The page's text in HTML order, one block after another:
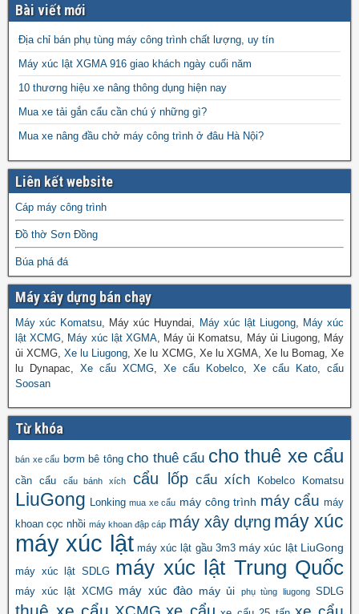
Bài viết mới
Địa chỉ bán phụ tùng máy công trình chất lượng, uy tín
Máy xúc lật XGMA 916 giao khách ngày cuối năm
10 thương hiệu xe nâng thông dụng hiện nay
Mua xe tải gắn cẩu cần chú ý những gì?
Mua xe nâng đầu chở máy công trình ở đâu Hà Nội?
Liên kết website
Cáp máy công trình
Đồ thờ Sơn Đồng
Búa phá đá
Máy xây dựng bán chạy
Máy xúc Komatsu , Máy xúc Huyndai, Máy xúc lật Liugong,
Máy xúc
lật XCMG
Máy xúc lật XGMA, Máy ủi Komatsu, Máy ủi Liugong, Máy
ủi XCMG,Xe lu Liugong , Xe lu XCMG, Xe lu XGMA, Xe lu Bomag, Xe
lu Dynapac, Xe cẩu XCMG Xe cẩu Kobelco Xe cẩu Kato
cẩu
Soosan
Từ khóa
bán xe cẩu bơm bê tông cho thuê cẩu cho thuê xe cẩu
cần cẩu cẩu bánh xích cẩu lốp cẩu xích Kobelco Komatsu
LiuGong Lonking mua xe cẩu máy công trình máy cẩu máy
khoan cọc nhồi máy khoan đập cáp máy xây dựng máy xúc
máy xúc lật máy xúc lật gầu 3m3 máy xúc lật LiuGong
máy xúc lật SDLG máy xúc lật Trung Quốc
máy xúc lật XCMG máy xúc đào máy ủi phụ tùng liugong SDLG